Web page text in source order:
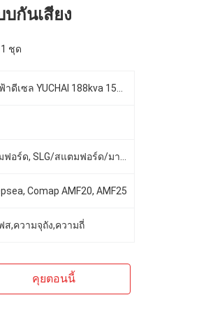
กันเสียง
1 ชุด
Comap AMF20, AMF25
ส,ความจุถัง,ความถี่
คุยตอนนี้